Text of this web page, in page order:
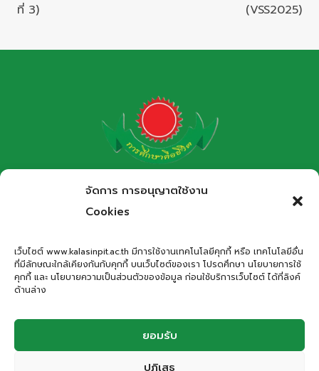
จัดการ การอนุญาตใช้งาน
Cookies
เว็บไซต์ www.kalasinpit.ac.th มีการใช้งานเทคโนโลยีคุกกี้ หรือ เทคโนโลยีอื่น
ที่มีลักษณะใกล้เคียงกันกับคุกกี้ บนเว็บไซต์ของเรา โปรดศึกษา นโยบายการใช้
คุกกี้ และ นโยบายความเป็นส่วนตัวของข้อมูล ก่อนใช้บริการเว็บไซต์ ได้ที่ลิงค์
ด้านล่าง
ยอมรับ
ปฏิเสธ
ที่ 3)
(VSS2025)
โรงเรียนกาฬสินธุ์พิทยาสรรพ์
สำนักงานเขตพื้นที่การศึกษามัธยมศึกษากาฬสินธุ์
ที่อยู่: เลขที่ 66 ถนนอรรถเปศล ตำบลกาฬสินธุ์ อำเภอเมือง
กาฬสินธุ์ จังหวัดกาฬสินธุ์ 46000
office.kps@kalasinpit.ac.th